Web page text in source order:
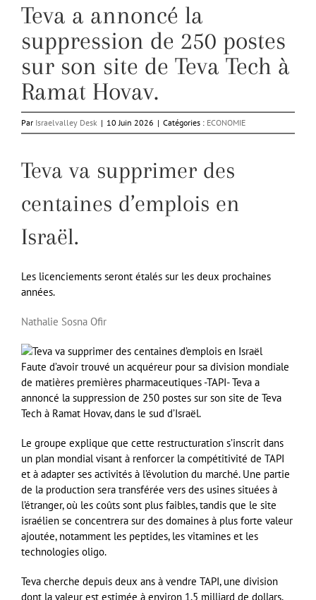
Teva a annoncé la
suppression de 250 postes
sur son site de Teva Tech à
Ramat Hovav.
Par Israelvalley Desk | 10 Juin 2026 | Catégories : ECONOMIE
Teva va supprimer des
centaines d’emplois en
Israël.
Les licenciements seront étalés sur les deux prochaines
années.
Nathalie Sosna Ofir
Faute d’avoir trouvé un acquéreur pour sa division mondiale
de matières premières pharmaceutiques -TAPI- Teva a
annoncé la suppression de 250 postes sur son site de Teva
Tech à Ramat Hovav, dans le sud d’Israël.
Le groupe explique que cette restructuration s’inscrit dans
un plan mondial visant à renforcer la compétitivité de TAPI
et à adapter ses activités à l’évolution du marché. Une partie
de la production sera transférée vers des usines situées à
l’étranger, où les coûts sont plus faibles, tandis que le site
israélien se concentrera sur des domaines à plus forte valeur
ajoutée, notamment les peptides, les vitamines et les
technologies oligo.
Teva cherche depuis deux ans à vendre TAPI, une division
dont la valeur est estimée à environ 1,5 milliard de dollars,